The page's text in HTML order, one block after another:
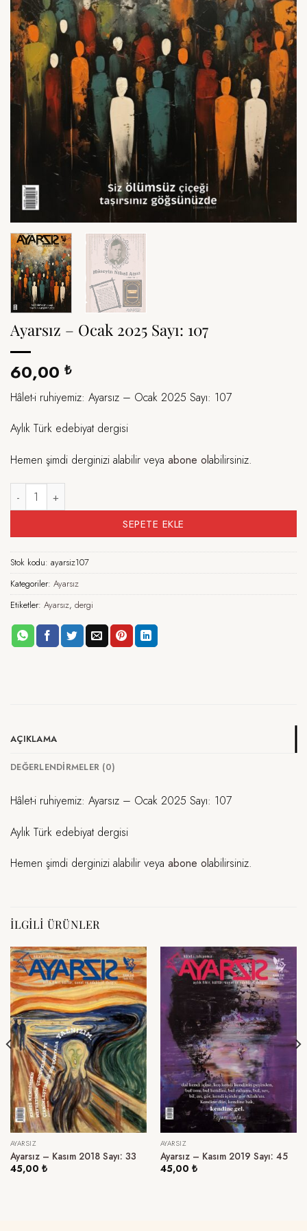
Ayarsız – Ocak 2025 Sayı: 107
60,00 ₺
Hâlet-i ruhiyemiz: Ayarsız – Ocak 2025 Sayı: 107
Aylık Türk edebiyat dergisi
Hemen şimdi derginizi alabilir veya abone olabilirsiniz.
Ayarsız – Ocak 2025 Sayı: 107 adet
SEPETE EKLE
Stok kodu: ayarsiz107
Kategoriler: Ayarsız
Etiketler: Ayarsız, dergi
AÇIKLAMA
DEĞERLENDIRMELER (0)
Hâlet-i ruhiyemiz: Ayarsız – Ocak 2025 Sayı: 107
Aylık Türk edebiyat dergisi
Hemen şimdi derginizi alabilir veya abone olabilirsiniz.
İLGILI ÜRÜNLER
AYARSIZ
Ayarsız – Kasım 2018 Sayı: 33
45,00 ₺
AYARSIZ
Ayarsız – Kasım 2019 Sayı: 45
45,00 ₺